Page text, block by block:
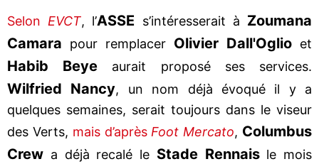
Selon EVCT, l’ASSE s’intéresserait à Zoumana
Camara pour remplacer Olivier Dall'Oglio et
Habib Beye aurait proposé ses services.
Wilfried Nancy, un nom déjà évoqué il y a
quelques semaines, serait toujours dans le viseur
des Verts, mais d’aprèsFoot Mercato, Columbus
Crew a déjà recalé le Stade Rennaisle mois